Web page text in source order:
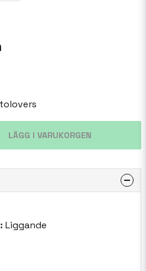
LÄGG I VARUKORGEN
Liggande